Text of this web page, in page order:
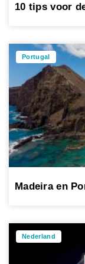
10 tips voor
Portugal
Madeira en
Nederland